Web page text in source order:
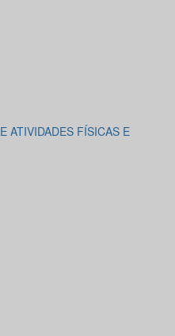
ATIVIDADES FÍSICAS E